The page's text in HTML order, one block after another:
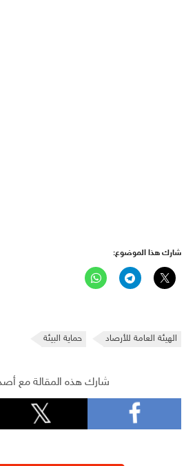
شارك هذا الموضوع:
الهيئة العامة للأرصاد حماية البيئة
شارك هذه المقالة مع